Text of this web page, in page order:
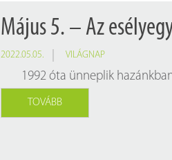
Május 5. – Az
2022.05.05. VILÁGNAP
1992 óta ünneplik
TOVÁBB